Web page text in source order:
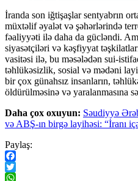
İranda son iğtişaşlar sentyabrın
müxtəlif əyalət və şəhərlərində
fəaliyyəti ilə daha da gücləndi.
siyasətçiləri və kəşfiyyat
vasitəsi ilə, bu məsələdən sui-
təhlükəsizlik, sosial və mədəni
bir çox günahsız insanların,
öldürülməsinə və yaralanmasına
Daha çox oxuyun: Səudiyyə
və ABŞ-ın birgə layihəsi: “İranı
Paylaş:
Facebook
Twitter